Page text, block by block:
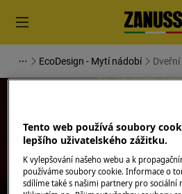
EcoDesign - Mytí nádobí
Podpora pro
nádobí)
Tento web používá soubory
lepšího uživatelského zážitku.
K vylepšování našeho webu a k
používáme soubory cookie. Informace o
sdílíme také s našimi partnery pro sociální